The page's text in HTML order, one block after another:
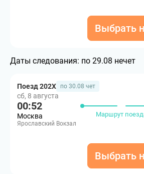
Выбрать
Даты следования: по 29.08 нечет
Поезд 202Х по 30.08 чет
сб, 8 августа
00:52
Москва
Ярославский Вокзал
Маршрут
Выбрать